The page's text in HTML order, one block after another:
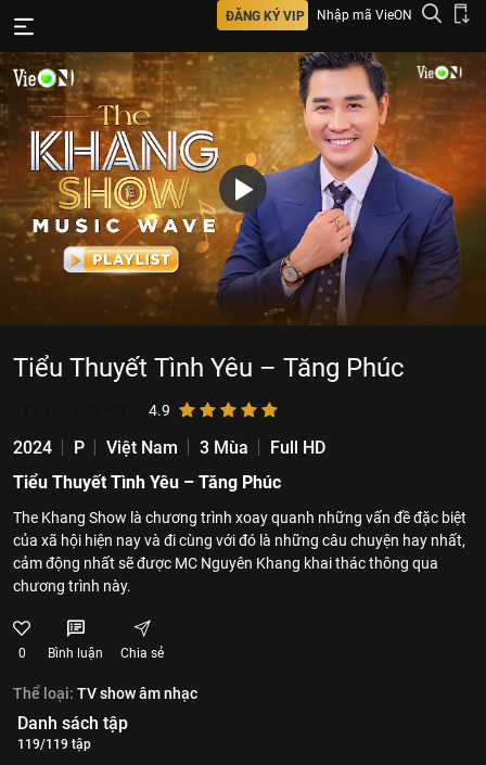
ĐĂNG KÝ VIP Nhập mã VieON
Tiểu Thuyết Tình Yêu – Tăng Phúc
4.9
2024 P Việt Nam 3 Mùa
Full HD
Tiểu Thuyết Tình Yêu – Tăng Phúc
The Khang Show là chương trình xoay quanh những vấn đề đặc biệt
của xã hội hiện nay và đi cùng với đó là những câu chuyện hay nhất,
cảm động nhất sẽ được MC Nguyên Khang khai thác thông qua
chương trình này.
0 Bình luận Chia sẻ
Thể loại: TV show âm nhạc
Danh sách tập
119/119 tập